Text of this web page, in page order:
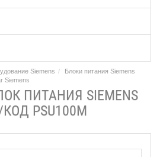
Siemens
Блоки питания Siemens
Siemens
ПИТАНИЯ SIEMENS
PSU100M